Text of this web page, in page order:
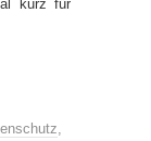
kurz für
,